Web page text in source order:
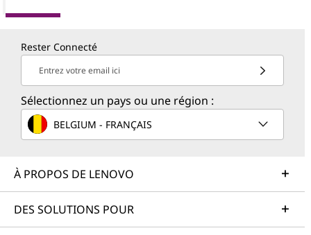
Rester Connecté
Entrez votre email ici
Sélectionnez un pays ou une région :
BELGIUM - FRANÇAIS
À PROPOS DE LENOVO
DES SOLUTIONS POUR